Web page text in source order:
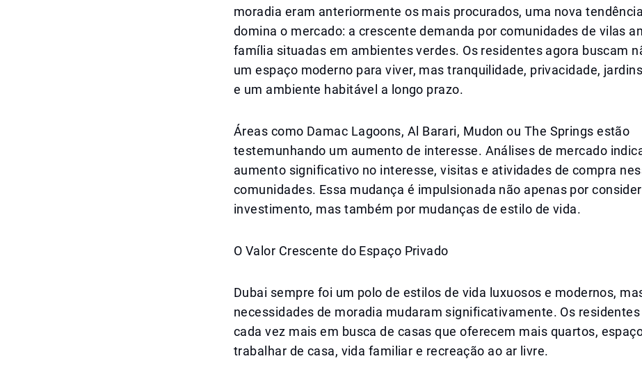
moradia eram anteriormente os mais procurados, uma nova
domina o mercado: a crescente demanda por comunidades de vilas
família situadas em ambientes verdes. Os residentes agora buscam
um espaço moderno para viver, mas tranquilidade, privacidade,
e um ambiente habitável a longo prazo.
Áreas como Damac Lagoons, Al Barari, Mudon ou The Springs estão
testemunhando um aumento de interesse. Análises de mercado
aumento significativo no interesse, visitas e atividades de compra
comunidades. Essa mudança é impulsionada não apenas por
investimento, mas também por mudanças de estilo de vida.
O Valor Crescente do Espaço Privado
Dubai sempre foi um polo de estilos de vida luxuosos e modernos,
necessidades de moradia mudaram significativamente. Os
cada vez mais em busca de casas que oferecem mais quartos,
trabalhar de casa, vida familiar e recreação ao ar livre.